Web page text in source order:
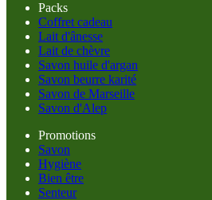
Packs
Coffret cadeau
Lait d'ânesse
Lait de chèvre
Savon huile d'argan
Savon beurre karité
Savon de Marseille
Savon d'Alep
Promotions
Savon
Hygiène
Bien être
Senteur